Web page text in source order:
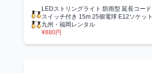
LEDストリングライト 防雨型 延長コード
スイッチ付き 15m 25個電球 E12ソケット
九州・福岡レンタル
¥880円